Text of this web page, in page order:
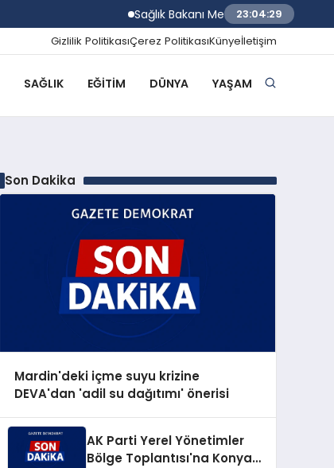
Sağlık Bakanı Memişoğlu İzmir Biyotıp
23:04:30
Gizlilik PolitikasıÇerez PolitikasıKünyeİletişim
SAĞLIK EĞITIM DÜNYA YAŞAM
Son Dakika
Mardin'deki içme suyu krizine
DEVA'dan 'adil su dağıtımı' önerisi
AK Parti Yerel Yönetimler
Bölge Toplantısı'na Konya